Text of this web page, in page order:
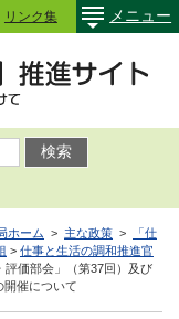
リンク集 メニュー
ホーム > 主な政策 >
「仕
> 仕事と生活の調和推進官
評価部会」（第37回）及び
開催について